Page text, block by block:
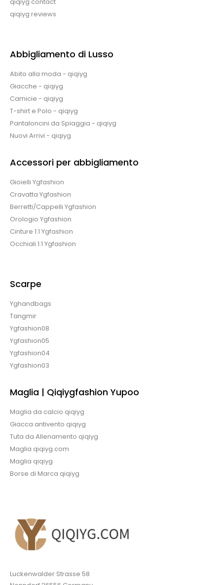
qiqiyg reviews
Abbigliamento di Lusso
Abito alla moda - qiqiyg
Giacche - qiqiyg
Camicie - qiqiyg
T-shirt e Polo - qiqiyg
Pantaloncini da Spiaggia - qiqiyg
Nuovi Arrivi - qiqiyg
Accessori per abbigliamento
Gioielli Ygfashion
Cravatta Ygfashion
Berretti/Cappelli Ygfashion
Orologio Ygfashion
Cinture 1:1 Ygfashion
Occhiali 1:1 Ygfashion
Scarpe
Yghandbags
Tangmir
Ygfashion08
Ygfashion05
Ygfashion04
Ygfashion03
Maglia | Qiqiygfashion Yupoo
Maglia da calcio qiqiyg
Giacca antivento qiqiyg
Tuta da Allenamento qiqiyg
Maglia qiqiyg.com
Maglia qiqiyg
Borse di Marca qiqiyg
Luckenwalder Strasse 58